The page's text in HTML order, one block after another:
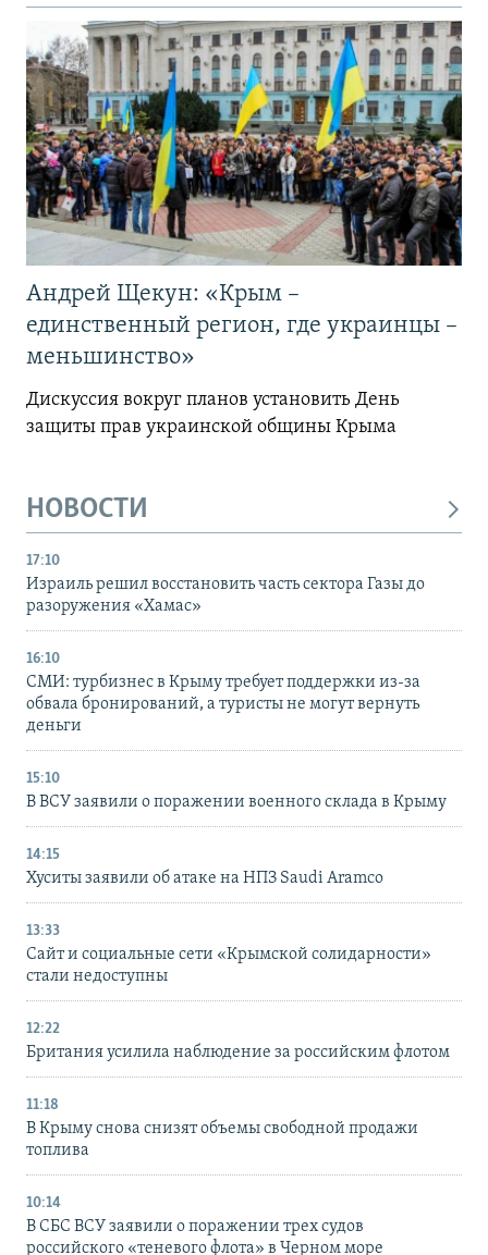
Андрей Щекун: «Крым –
единственный регион, где украинцы –
меньшинство»
Дискуссия вокруг планов установить День
защиты прав украинской общины Крыма
НОВОСТИ
17:10
Израиль решил восстановить часть сектора Газы до
разоружения «Хамас»
16:10
СМИ: турбизнес в Крыму требует поддержки из-за
обвала бронирований, а туристы не могут вернуть
деньги
15:10
В ВСУ заявили о поражении военного склада в Крыму
14:15
Хуситы заявили об атаке на НПЗ Saudi Aramco
13:33
Сайт и социальные сети «Крымской солидарности»
стали недоступны
12:22
Британия усилила наблюдение за российским флотом
11:18
В Крыму снова снизят объемы свободной продажи
топлива
10:14
В СБС ВСУ заявили о поражении трех судов
российского «теневого флота» в Черном море